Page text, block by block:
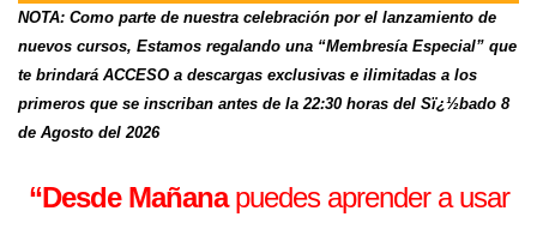
NOTA: Como parte de nuestra celebración por el lanzamiento de
nuevos cursos, Estamos regalando una “Membresía Especial” que
te brindará ACCESO a descargas exclusivas e ilimitadas a los
primeros que se inscriban antes de la 22:30 horas del Sï¿½bado 8
de Agosto del 2026
“Desde Mañanapuedes aprender a usar